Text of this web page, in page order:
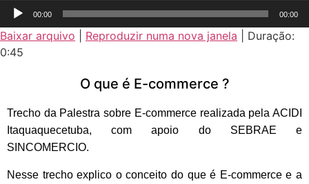
Tocador
de
áudio
00:00 00:00
Baixar arquivo Reproduzir numa nova janela
Duração:
0:45
O que é E-commerce ?
Trecho da Palestra sobre E-commerce realizada pela ACIDI
Itaquaquecetuba, com apoio do SEBRAE e
SINCOMERCIO.
Nesse trecho explico o conceito do que é E-commerce e a